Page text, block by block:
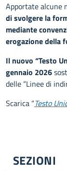
SEZIONI
Apportate alcune
di svolgere la
mediante
erogazione della
Il nuovo “Testo
gennaio 2026
delle “Linee di
Scarica “Testo